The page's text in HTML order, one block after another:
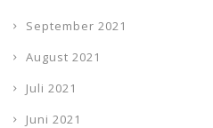
September 2021
August 2021
Juli 2021
Juni 2021